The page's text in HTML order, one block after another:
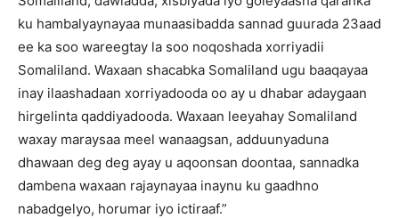
ku hambalyaynayaa munaasibadda sannad guurada 23aad
ee ka soo wareegtay la soo noqoshada xorriyadii
Somaliland. Waxaan shacabka Somaliland ugu baaqayaa
inay ilaashadaan xorriyadooda oo ay u dhabar adaygaan
hirgelinta qaddiyadooda. Waxaan leeyahay Somaliland
waxay maraysaa meel wanaagsan, adduunyaduna
dhawaan deg deg ayay u aqoonsan doontaa, sannadka
dambena waxaan rajaynayaa inaynu ku gaadhno
nabadgelyo, horumar iyo ictiraaf.”